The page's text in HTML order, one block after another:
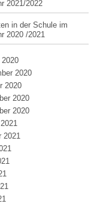
2021/2022
in der Schule im
2020 /2021
2020
2020
2020
2020
2021